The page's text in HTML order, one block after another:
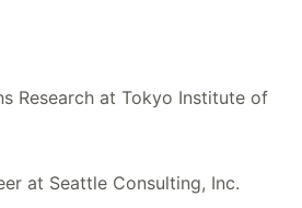
Research at Tokyo Institute of
at Seattle Consulting, Inc.